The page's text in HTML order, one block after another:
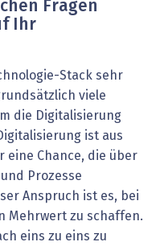
Fragen
Ihr
Stack sehr
viele
die Digitalisierung
ist aus
eine Chance, die über
Prozesse
Anspruch ist es, bei
Mehrwert zu schaffen.
eins zu eins zu